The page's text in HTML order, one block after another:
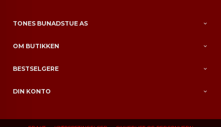
TONES BUNADSTUE AS
OM BUTIKKEN
BESTSELGERE
DIN KONTO